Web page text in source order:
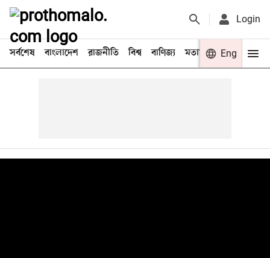
Login
সর্বশেষ বাংলাদেশ রাজনীতি বিশ্ব বাণিজ্য মতামত খেলা
Eng